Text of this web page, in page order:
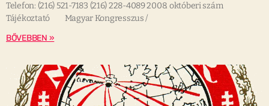
Telefon: (216) 521-7183 (216) 228-4089 2008. októberi szám
Tájékoztató Magyar Kongresszus /
BŐVEBBEN »